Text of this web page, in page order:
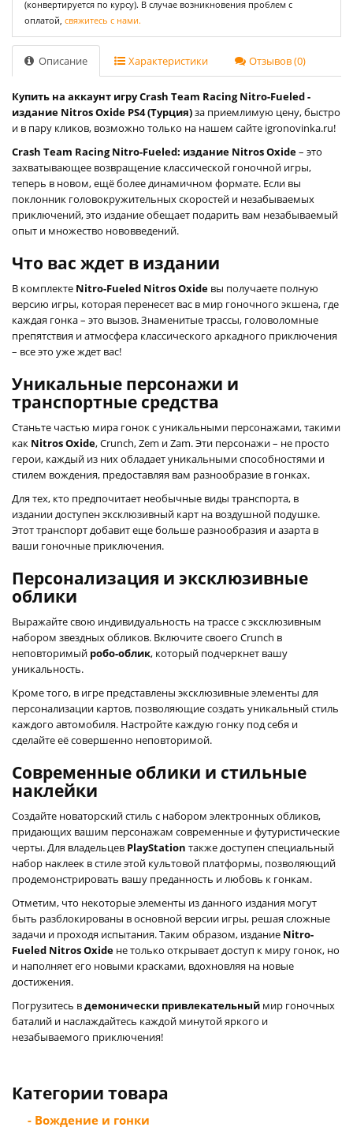
(конвертируется по курсу). В случае возникновения проблем с
оплатой, свяжитесь с нами.
Описание Характеристики Отзывов (0)
Купить на аккаунт игру Crash Team Racing Nitro-Fueled -
издание Nitros Oxide PS4 (Турция)за приемлимую цену, быстро
и в пару кликов, возможно только на нашем сайте igronovinka.ru!
Crash Team Racing Nitro-Fueled: издание Nitros Oxide– это
захватывающее возвращение классической гоночной игры,
теперь в новом, ещё более динамичном формате. Если вы
поклонник головокружительных скоростей и незабываемых
приключений, это издание обещает подарить вам незабываемый
опыт и множество нововведений.
Что вас ждет в издании
В комплекте Nitro-Fueled Nitros Oxide вы получаете полную
версию игры, которая перенесет вас в мир гоночного экшена, где
каждая гонка – это вызов. Знаменитые трассы, головоломные
препятствия и атмосфера классического аркадного приключения
– все это уже ждет вас!
Уникальные персонажи и
транспортные средства
Станьте частью мира гонок с уникальными персонажами, такими
как Nitros Oxide, Crunch, Zem и Zam. Эти персонажи – не просто
герои, каждый из них обладает уникальными способностями и
стилем вождения, предоставляя вам разнообразие в гонках.
Для тех, кто предпочитает необычные виды транспорта, в
издании доступен эксклюзивный карт на воздушной подушке.
Этот транспорт добавит еще больше разнообразия и азарта в
ваши гоночные приключения.
Персонализация и эксклюзивные
облики
Выражайте свою индивидуальность на трассе с эксклюзивным
набором звездных обликов. Включите своего Crunch в
неповторимый робо-облик, который подчеркнет вашу
уникальность.
Кроме того, в игре представлены эксклюзивные элементы для
персонализации картов, позволяющие создать уникальный стиль
каждого автомобиля. Настройте каждую гонку под себя и
сделайте её совершенно неповторимой.
Современные облики и стильные
наклейки
Создайте новаторский стиль с набором электронных обликов,
придающих вашим персонажам современные и футуристические
черты. Для владельцев PlayStation также доступен специальный
набор наклеек в стиле этой культовой платформы, позволяющий
продемонстрировать вашу преданность и любовь к гонкам.
Отметим, что некоторые элементы из данного издания могут
быть разблокированы в основной версии игры, решая сложные
задачи и проходя испытания. Таким образом, издание Nitro-
Fueled Nitros Oxide не только открывает доступ к миру гонок, но
и наполняет его новыми красками, вдохновляя на новые
достижения.
Погрузитесь вдемонически привлекательный мир гоночных
баталий и наслаждайтесь каждой минутой яркого и
незабываемого приключения!
Категории товара
- Вождение и гонки